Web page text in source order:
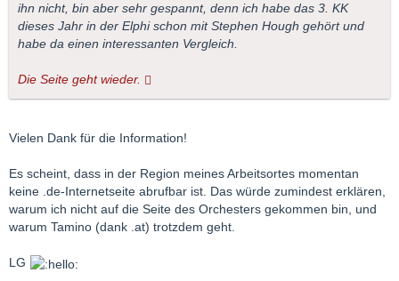
ihn nicht, bin aber sehr gespannt, denn ich habe das 3. KK
dieses Jahr in der Elphi schon mit Stephen Hough gehört und
habe da einen interessanten Vergleich.
Die Seite geht wieder.
Vielen Dank für die Information!
Es scheint, dass in der Region meines Arbeitsortes momentan
keine .de-Internetseite abrufbar ist. Das würde zumindest erklären,
warum ich nicht auf die Seite des Orchesters gekommen bin, und
warum Tamino (dank .at) trotzdem geht.
LG